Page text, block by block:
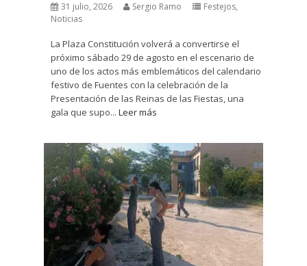
31 julio, 2026 Sergio Ramo Festejos,
Noticias
La Plaza Constitución volverá a convertirse el
próximo sábado 29 de agosto en el escenario de
uno de los actos más emblemáticos del calendario
festivo de Fuentes con la celebración de la
Presentación de las Reinas de las Fiestas, una
gala que supo... Leer más